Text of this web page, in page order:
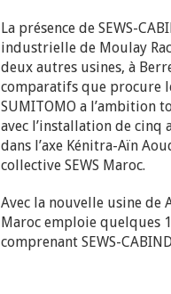
La présence de SEWS-
industrielle de Moulay
deux autres usines, à
comparatifs que procure
SUMITOMO a l’ambition
avec l’installation de cinq
dans l’axe Kénitra-Aïn
collective SEWS Maroc.
Avec la nouvelle usine de
Maroc emploie quelques
comprenant SEWS-